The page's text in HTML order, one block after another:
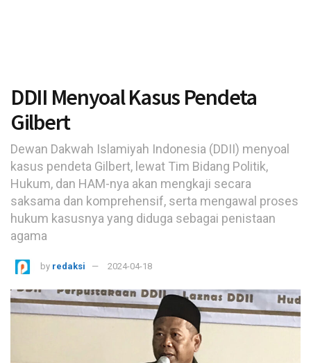
DDII Menyoal Kasus Pendeta
Gilbert
Dewan Dakwah Islamiyah Indonesia (DDII) menyoal
kasus pendeta Gilbert, lewat Tim Bidang Politik,
Hukum, dan HAM-nya akan mengkaji secara
saksama dan komprehensif, serta mengawal proses
hukum kasusnya yang diduga sebagai penistaan
agama
by redaksi 2024-04-18